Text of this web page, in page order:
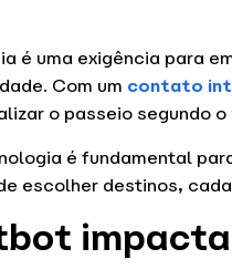
é uma exigência para
Com um contato
o passeio segundo
é fundamental
escolher destinos,